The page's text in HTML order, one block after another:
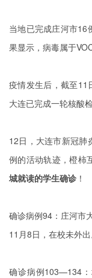
当地已完成庄河市16
果显示，病毒属于
疫情发生后，截至11
大连已完成一轮核酸
12日，大连市新冠肺
例的活动轨迹，橙柿
城就读的学生确诊 ！
确诊病例94：庄河市
11月8日，在校未外出
确诊病例103—134